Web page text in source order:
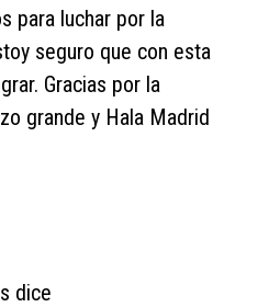
para luchar por la
seguro que con esta
Gracias por la
grande y Hala Madrid
dice